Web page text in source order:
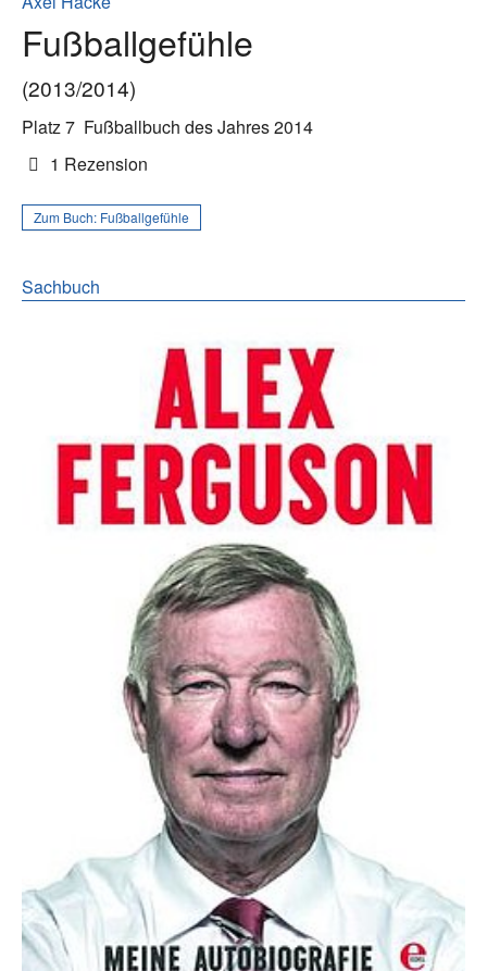
Fußballgefühle
(2013/2014)
Platz 7 Fußballbuch des Jahres 2014
1 Rezension
Zum Buch: Fußballgefühle
Sachbuch